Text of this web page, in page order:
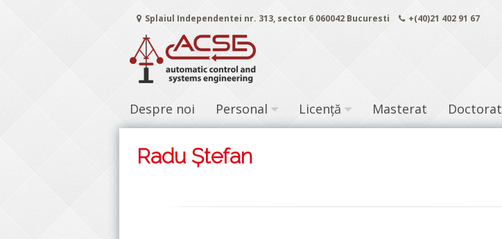
conținut
Splaiul Independentei nr. 313, sector 6 060042 Bucuresti +(40)21 402 91 67
Despre noi Personal Licență Masterat Doctorat
Radu Ștefan